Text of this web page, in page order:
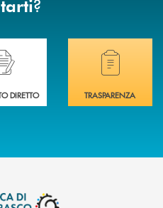
?
. di assistenza immediata?
DIRETTO
Hai bisogno di
TRASPARENZA